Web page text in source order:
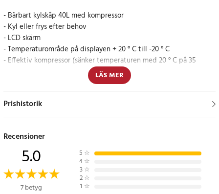
- Bärbart kylskåp 40L med kompressor
- Kyl eller frys efter behov
- LCD skärm
- Temperaturområde på displayen + 20 ° C till -20 ° C
- Effektiv kompressor (sänker temperaturen med 20 ° C på 35
- Automatisk temperaturkontroll till användarinställningen på
displayen
- Ljudnivå: <40dB
- 3 lägen för batteriladdningsskydd
- C5H10 värmeisolering
- Miljövänligt köldmedium R600a / 40g
- Strömförsörjning:
• DC 12V / 24V - biltändaruttag
• 230V 50 / 60Hz - nätuttag efter användning av extern
LÄS MER
Prishistorik
Recensioner
5.0
7 betyg
5 ☆
4 ☆
3 ☆
2 ☆
1 ☆